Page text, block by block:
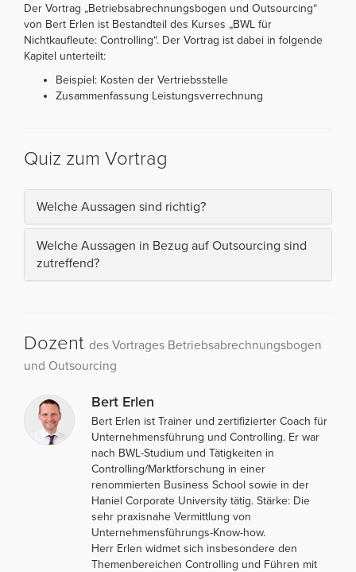
Der Vortrag „Betriebsabrechnungsbogen und Outsourcing“
von Bert Erlen ist Bestandteil des Kurses „BWL für
Nichtkaufleute: Controlling“. Der Vortrag ist dabei in folgende
Kapitel unterteilt:
Beispiel: Kosten der Vertriebsstelle
Zusammenfassung Leistungsverrechnung
Quiz zum Vortrag
Welche Aussagen sind richtig?
Welche Aussagen in Bezug auf Outsourcing sind
zutreffend?
Dozent des Vortrages Betriebsabrechnungsbogen
und Outsourcing
Bert Erlen
Bert Erlen ist Trainer und zertifizierter Coach für
Unternehmensführung und Controlling. Er war
nach BWL-Studium und Tätigkeiten in
Controlling/Marktforschung in einer
renommierten Business School sowie in der
Haniel Corporate University tätig. Stärke: Die
sehr praxisnahe Vermittlung von
Unternehmensführungs-Know-how.
Herr Erlen widmet sich insbesondere den
Themenbereichen Controlling und Führen mit